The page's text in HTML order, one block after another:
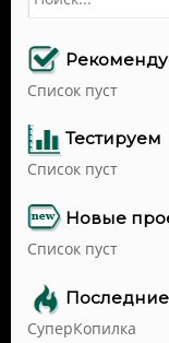
Список пуст
Тестируем
Список пуст
Новые
Список пуст
СуперКопилка